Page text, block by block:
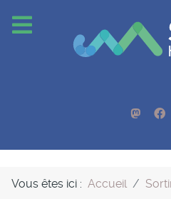
Vous êtes ici : Accueil